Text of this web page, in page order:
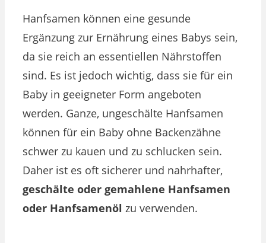
Hanfsamen können eine gesunde
Ergänzung zur Ernährung eines Babys sein,
da sie reich an essentiellen Nährstoffen
sind. Es ist jedoch wichtig, dass sie für ein
Baby in geeigneter Form angeboten
werden. Ganze, ungeschälte Hanfsamen
können für ein Baby ohne Backenzähne
schwer zu kauen und zu schlucken sein.
Daher ist es oft sicherer und nahrhafter,
geschälte oder gemahlene Hanfsamen
oder Hanfsamenöl zu verwenden.